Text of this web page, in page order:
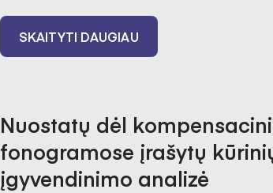
SKAITYTI DAUGIAU
Nuostatų dėl
fonogramose įrašytų
įgyvendinimo analizė